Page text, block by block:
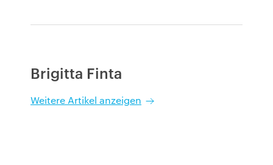
Brigitta Finta
Weitere Artikel anzeigen